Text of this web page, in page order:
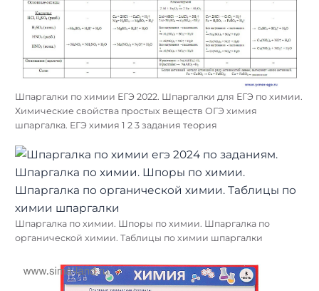
Шпаргалки по химии ЕГЭ 2022. Шпаргалки для ЕГЭ по химии.
Химические свойства простых веществ ОГЭ химия
шпаргалка. ЕГЭ химия 1 2 3 задания теория
Шпаргалка по химии. Шпоры по химии. Шпаргалка по
органической химии. Таблицы по химии шпаргалки